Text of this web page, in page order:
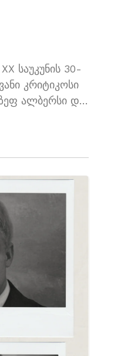
საუკუნის 30-
კრიტიკოსი
ალბერსი და